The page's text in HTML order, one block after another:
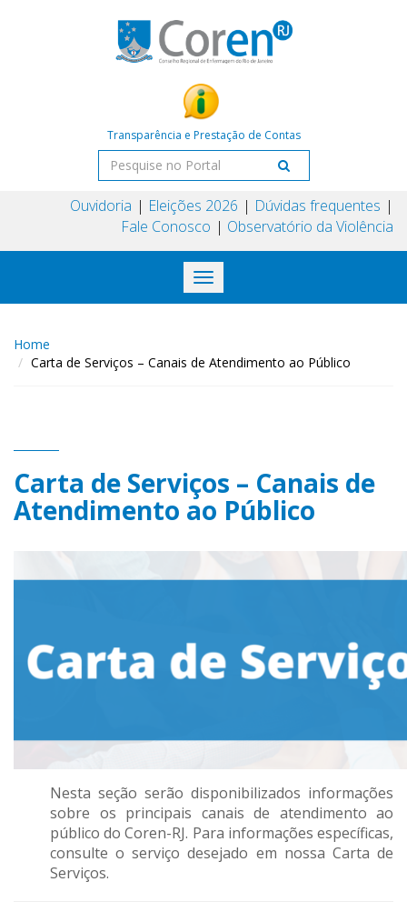
Transparência e Prestação de Contas
Ouvidoria Eleições 2026
Dúvidas frequentes
Fale Conosco
Observatório da Violência
Toggle
navigation
Home
Carta de Serviços – Canais de Atendimento ao Público
Carta de Serviços – Canais de
Atendimento ao Público
Nesta seção serão disponibilizados informações
sobre os principais canais de atendimento ao
público do Coren-RJ. Para informações específicas,
consulte o serviço desejado em nossa Carta de
Serviços.